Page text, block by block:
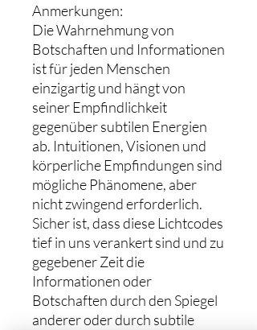
Anmerkungen:
Die Wahrnehmung von
Botschaften und Informationen
ist für jeden Menschen
einzigartig und hängt von
seiner Empfindlichkeit
gegenüber subtilen Energien
ab. Intuitionen, Visionen und
körperliche Empfindungen sind
mögliche Phänomene, aber
nicht zwingend erforderlich.
Sicher ist, dass diese Lichtcodes
tief in uns verankert sind und zu
gegebener Zeit die
Informationen oder
Botschaften durch den Spiegel
anderer oder durch subtile